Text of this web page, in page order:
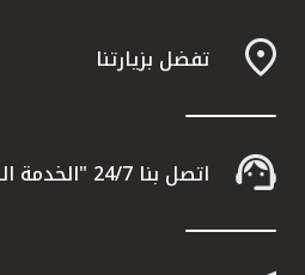
تفضل بزيارتنا
اتصل بنا 24/7 "الخدمة الهاتفية" 1803333